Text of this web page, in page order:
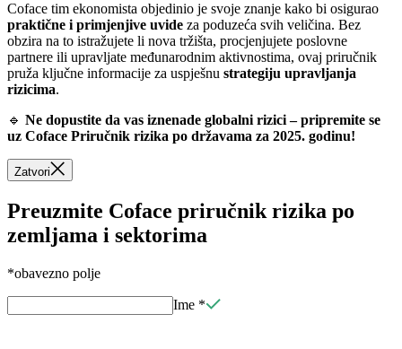
Coface tim ekonomista objedinio je svoje znanje kako bi osigurao
praktične i primjenjive uvide za poduzeća svih veličina. Bez
obzira na to istražujete li nova tržišta, procjenjujete poslovne
partnere ili upravljate međunarodnim aktivnostima, ovaj priručnik
pruža ključne informacije za uspješnu strategiju upravljanja
rizicima.
🔹 Ne dopustite da vas iznenade globalni rizici – pripremite se
uz Coface Priručnik rizika po državama za 2025. godinu!
Zatvori
Preuzmite Coface priručnik rizika po
zemljama i sektorima
*obavezno polje
Ime *